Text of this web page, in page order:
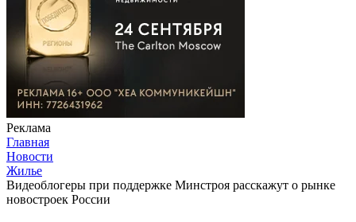
Реклама
Главная
Новости
Жилье
Видеоблогеры при поддержке Минстроя расскажут о рынке
новостроек России